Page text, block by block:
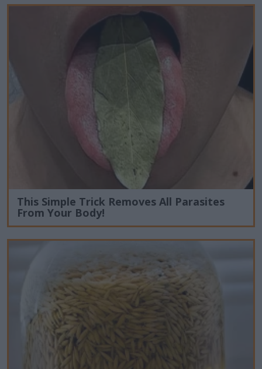
This Simple Trick Removes All Parasites
From Your Body!